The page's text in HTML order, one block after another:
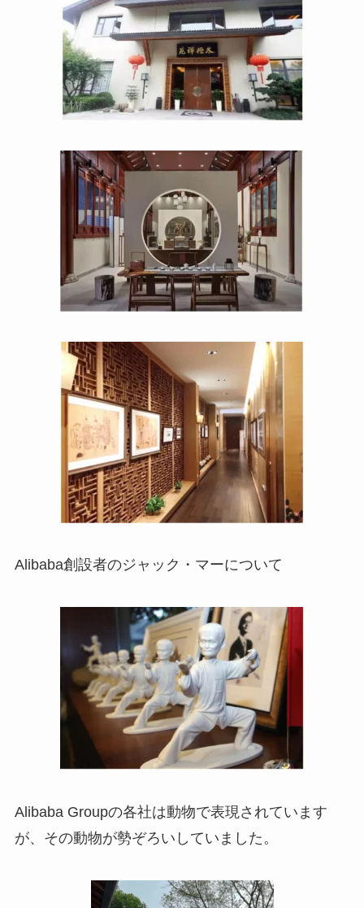
Alibaba創設者のジャック・マーについて
Alibaba Groupの各社は動物で表現されています
が、その動物が勢ぞろいしていました。